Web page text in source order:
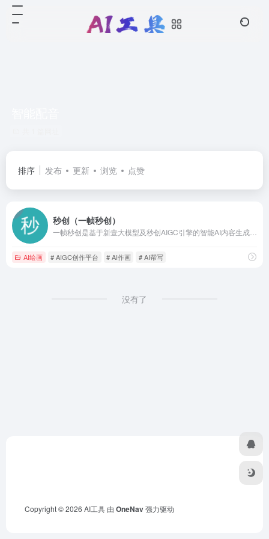
排序 发布 更新 浏览 点赞
秒创（一帧秒创）
AI绘画 # AIGC创作平台 # AI作画 # AI帮写
没有了
Copyright © 2026 AI工具 由 OneNav强力驱动